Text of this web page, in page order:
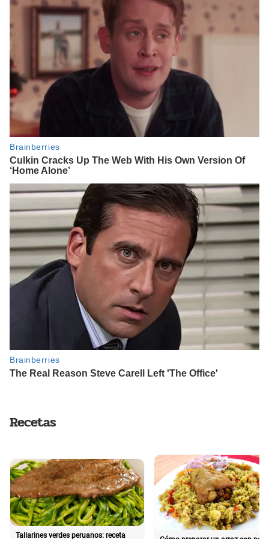
Recetas
Tallarines verdes peruanos: receta